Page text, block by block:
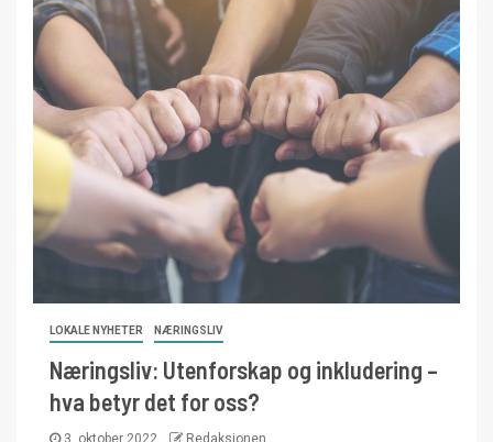
LOKALE NYHETER NÆRINGSLIV
Næringsliv: Utenforskap og inkludering –
hva betyr det for oss?
3. oktober 2022 Redaksjonen